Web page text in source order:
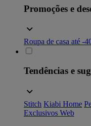
Promoções e
Roupa de casa até -
Tendências e
Stitch Kiabi Home
Exclusivos Web